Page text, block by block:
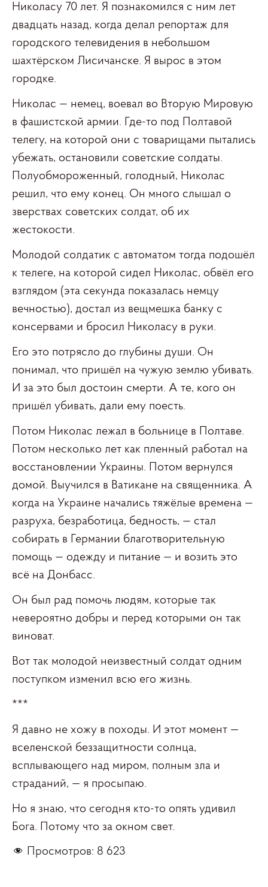
Николасу 70 лет. Я познакомился с ним лет
двадцать назад, когда делал репортаж для
городского телевидения в небольшом
шахтёрском Лисичанске. Я вырос в этом
городке.
Николас — немец, воевал во Вторую Мировую
в фашистской армии. Где-то под Полтавой
телегу, на которой они с товарищами пытались
убежать, остановили советские солдаты.
Полуобмороженный, голодный, Николас
решил, что ему конец. Он много слышал о
зверствах советских солдат, об их
жестокости.
Молодой солдатик с автоматом тогда подошёл
к телеге, на которой сидел Николас, обвёл его
взглядом (эта секунда показалась немцу
вечностью), достал из вещмешка банку с
консервами и бросил Николасу в руки.
Его это потрясло до глубины души. Он
понимал, что пришёл на чужую землю убивать.
И за это был достоин смерти. А те, кого он
пришёл убивать, дали ему поесть.
Потом Николас лежал в больнице в Полтаве.
Потом несколько лет как пленный работал на
восстановлении Украины. Потом вернулся
домой. Выучился в Ватикане на священника. А
когда на Украине начались тяжёлые времена —
разруха, безработица, бедность, — стал
собирать в Германии благотворительную
помощь — одежду и питание — и возить это
всё на Донбасс.
Он был рад помочь людям, которые так
невероятно добры и перед которыми он так
виноват.
Вот так молодой неизвестный солдат одним
поступком изменил всю его жизнь.
***
Я давно не хожу в походы. И этот момент —
вселенской беззащитности солнца,
всплывающего над миром, полным зла и
страданий, — я просыпаю.
Но я знаю, что сегодня кто-то опять удивил
Бога. Потому что за окном свет.
Просмотров: 8 623